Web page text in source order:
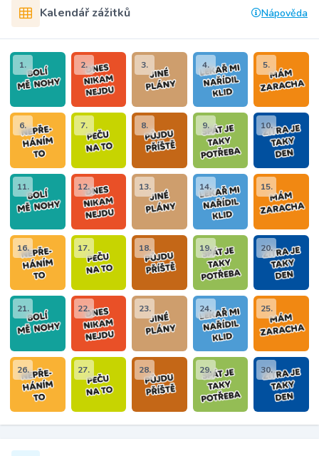
Kalendář zážitků Nápověda
1. 2. 3. 4. 5.
6. 7. 8. 9. 10.
11. 12. 13. 14. 15.
16. 17. 18. 19. 20.
21. 22. 23. 24. 25.
26. 27. 28. 29. 30.